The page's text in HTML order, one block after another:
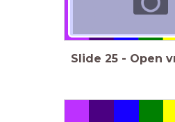
Slide 25 - Open